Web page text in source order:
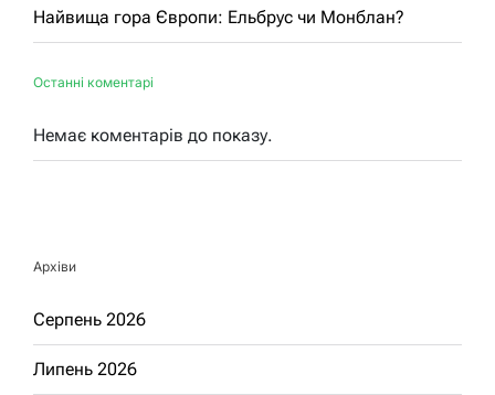
Найвища гора Європи: Ельбрус чи Монблан?
Останні коментарі
Немає коментарів до показу.
Архіви
Серпень 2026
Липень 2026